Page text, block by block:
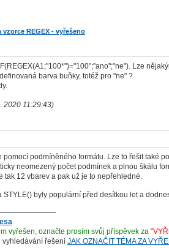
vzorce REGEX - vyřešeno
Lze
barva buňky, totéž pro "ne" ?
2020 11:29:43)
pomocí podmíněného formátu. Lze to řešit také
neomezený počet podmínek a plnou škálu
tak 12 vbarev a pak už je to nepřehledné.
STYLE() byly populární před desítkou let a
vyřešen, označte prosím svůj příspěvek za
vyhledávání řešení JAK OZNAČIT TÉMA ZA